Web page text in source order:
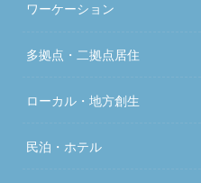
ワーケーション
多拠点・二拠点居住
ローカル・地方創生
民泊・ホテル